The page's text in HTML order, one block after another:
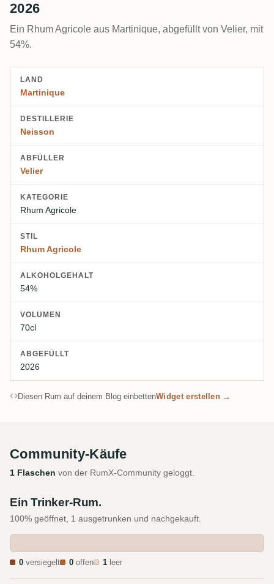
2026
Ein Rhum Agricole aus Martinique, abgefüllt von Velier, mit
54%.
LAND
Martinique
DESTILLERIE
Neisson
ABFÜLLER
Velier
KATEGORIE
Rhum Agricole
STIL
Rhum Agricole
ALKOHOLGEHALT
54%
VOLUMEN
70cl
ABGEFÜLLT
2026
Diesen Rum auf deinem Blog einbettenWidget erstellen →
Community-Käufe
1 Flaschen von der RumX-Community geloggt.
Ein Trinker-Rum.
100% geöffnet, 1 ausgetrunken und nachgekauft.
0 versiegelt 0 offen 1 leer